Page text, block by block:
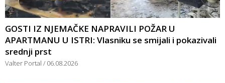
GOSTI IZ NJEMAČKE NAPRAVILI POŽAR U
APARTMANU U ISTRI: Vlasniku se smijali i pokazivali
srednji prst
Valter Portal 06.08.2026